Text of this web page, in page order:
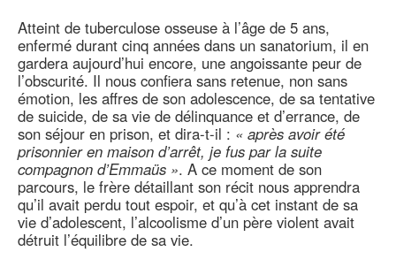
Atteint de tuberculose osseuse à l’âge de 5 ans,
enfermé durant cinq années dans un sanatorium, il en
gardera aujourd’hui encore, une angoissante peur de
l’obscurité. Il nous confiera sans retenue, non sans
émotion, les affres de son adolescence, de sa tentative
de suicide, de sa vie de délinquance et d’errance, de
son séjour en prison, et dira-t-il : « après avoir été
prisonnier en maison d’arrêt, je fus par la suite
compagnon d’Emmaüs ». A ce moment de son
parcours, le frère détaillant son récit nous apprendra
qu’il avait perdu tout espoir, et qu’à cet instant de sa
vie d’adolescent, l’alcoolisme d’un père violent avait
détruit l’équilibre de sa vie.